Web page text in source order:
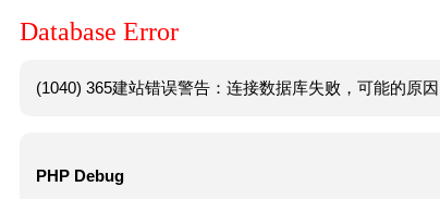
Database Error
(1040) 365建站错误警告：连接数据库失败，可能的原
PHP Debug